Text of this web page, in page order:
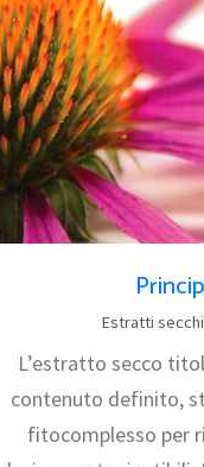
Estratti
L’estratto secco
contenuto definito,
fitocomplesso per